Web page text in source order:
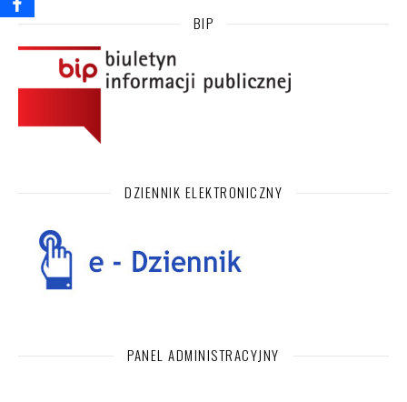
BIP
DZIENNIK ELEKTRONICZNY
PANEL ADMINISTRACYJNY